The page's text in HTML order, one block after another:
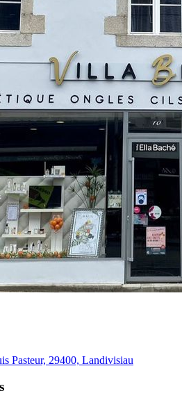
Pasteur, 29400, Landivisiau